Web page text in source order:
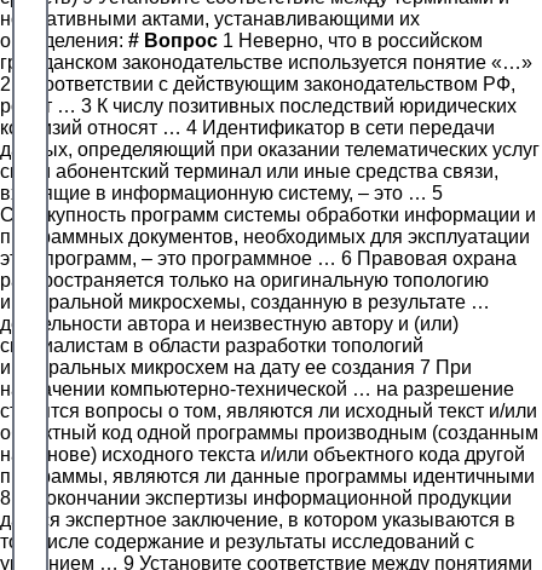
нормативными актами, устанавливающими их
определения: # Вопрос 1 Неверно, что в российском
гражданском законодательстве используется понятие «…»
2 В соответствии с действующим законодательством РФ,
робот … 3 К числу позитивных последствий юридических
коллизий относят … 4 Идентификатор в сети передачи
данных, определяющий при оказании телематических услуг
связи абонентский терминал или иные средства связи,
входящие в информационную систему, – это … 5
Совокупность программ системы обработки информации и
программных документов, необходимых для эксплуатации
этих программ, – это программное … 6 Правовая охрана
распространяется только на оригинальную топологию
интегральной микросхемы, созданную в результате …
деятельности автора и неизвестную автору и (или)
специалистам в области разработки топологий
интегральных микросхем на дату ее создания 7 При
назначении компьютерно-технической … на разрешение
ставятся вопросы о том, являются ли исходный текст и/или
объектный код одной программы производным (созданным
на основе) исходного текста и/или объектного кода другой
программы, являются ли данные программы идентичными
8 По окончании экспертизы информационной продукции
дается экспертное заключение, в котором указываются в
том числе содержание и результаты исследований с
указанием … 9 Установите соответствие между понятиями